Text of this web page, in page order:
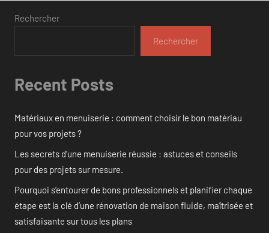
Rechercher
Rechercher
Recent Posts
Matériaux en menuiserie : comment choisir le bon matériau
pour vos projets ?
Les secrets d’une menuiserie réussie : astuces et conseils
pour des projets sur mesure.
Pourquoi s’entourer de bons professionnels et planifier chaque
étape est la clé d’une rénovation de maison fluide, maîtrisée et
satisfaisante sur tous les plans